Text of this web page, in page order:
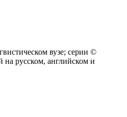
вузе; серии ©
русском, английском и